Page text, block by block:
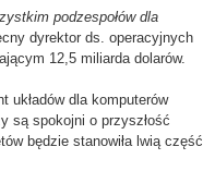
podzespołów dla
dyrektor ds. operacyjnych
12,5 miliarda dolarów.
układów dla komputerów
są spokojni o przyszłość
będzie stanowiła lwią część